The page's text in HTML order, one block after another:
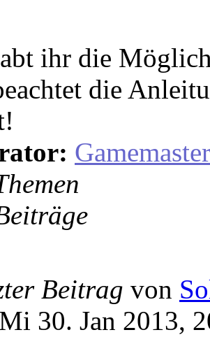
ihr die
die
Gamemaster
Beitrag von
30. Jan 2013,